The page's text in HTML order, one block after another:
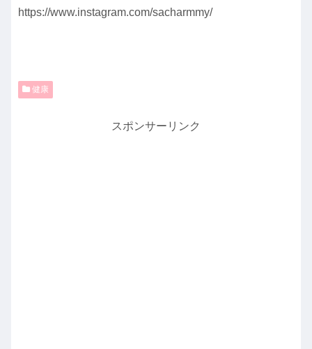
https://www.instagram.com/sacharmmy/
健康
スポンサーリンク